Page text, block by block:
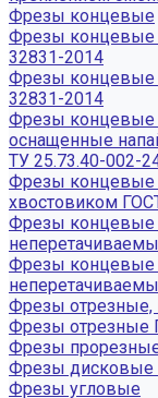
Фрезы концевые
Фрезы концевые
32831-2014
Фрезы концевые
32831-2014
Фрезы концевые
оснащенные
ТУ 25.73.40-002-
Фрезы концевые
хвостовиком
Фрезы концевые
Фрезы концевые
Фрезы отрезные,
Фрезы отрезные
Фрезы
Фрезы дисковые
Фрезы угловые